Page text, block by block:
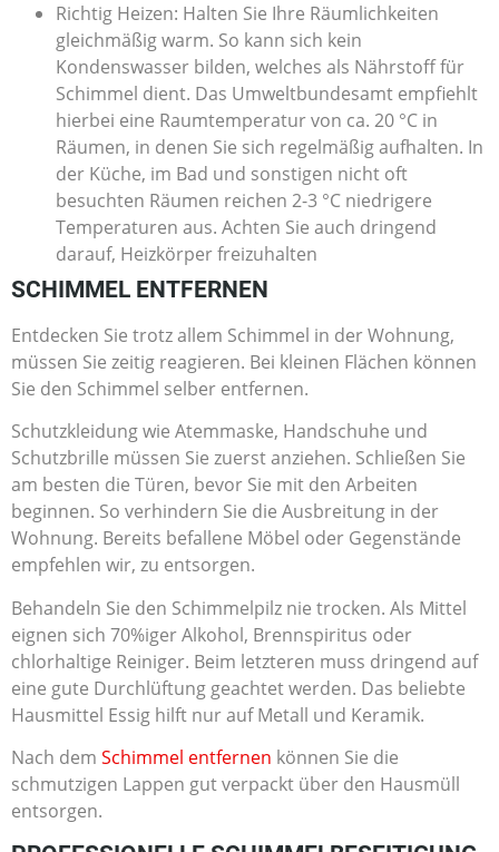
Richtig Heizen: Halten Sie Ihre Räumlichkeiten
gleichmäßig warm. So kann sich kein
Kondenswasser bilden, welches als Nährstoff für
Schimmel dient. Das Umweltbundesamt empfiehlt
hierbei eine Raumtemperatur von ca. 20 °C in
Räumen, in denen Sie sich regelmäßig aufhalten. In
der Küche, im Bad und sonstigen nicht oft
besuchten Räumen reichen 2-3 °C niedrigere
Temperaturen aus. Achten Sie auch dringend
darauf, Heizkörper freizuhalten
SCHIMMEL ENTFERNEN
Entdecken Sie trotz allem Schimmel in der Wohnung,
müssen Sie zeitig reagieren. Bei kleinen Flächen können
Sie den Schimmel selber entfernen.
Schutzkleidung wie Atemmaske, Handschuhe und
Schutzbrille müssen Sie zuerst anziehen. Schließen Sie
am besten die Türen, bevor Sie mit den Arbeiten
beginnen. So verhindern Sie die Ausbreitung in der
Wohnung. Bereits befallene Möbel oder Gegenstände
empfehlen wir, zu entsorgen.
Behandeln Sie den Schimmelpilz nie trocken. Als Mittel
eignen sich 70%iger Alkohol, Brennspiritus oder
chlorhaltige Reiniger. Beim letzteren muss dringend auf
eine gute Durchlüftung geachtet werden. Das beliebte
Hausmittel Essig hilft nur auf Metall und Keramik.
Nach dem Schimmel entfernen können Sie die
schmutzigen Lappen gut verpackt über den Hausmüll
entsorgen.